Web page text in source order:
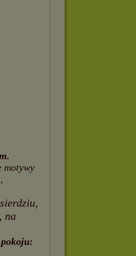
motywy
na
pokoju: